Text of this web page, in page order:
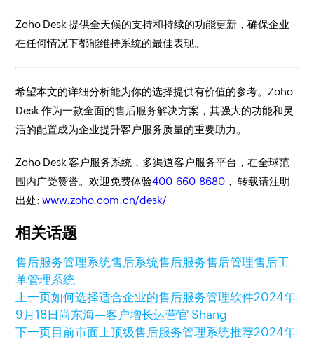
Zoho Desk 提供全天候的支持和持续的功能更新，确保企业
在任何情况下都能维持系统的最佳表现。
希望本文的详细分析能为你的选择提供有价值的参考。Zoho
Desk 作为一款全面的售后服务解决方案，其强大的功能和灵
活的配置成为企业提升客户服务质量的重要助力。
Zoho Desk 客户服务系统，多渠道客户服务平台，在全球范
围内广受赞誉。欢迎免费体验400-660-8680 ， 转载请注明
出处:www.zoho.com.cn/desk/
相关话题
售后服务管理系统售后系统售后服务售后管理售后工
单管理系统
上一页如何选择适合企业的售后服务管理软件2024年
9月18日 尚东海—客户增长运营官 Shang
下一页目前市面上顶级售后服务管理系统推荐2024年